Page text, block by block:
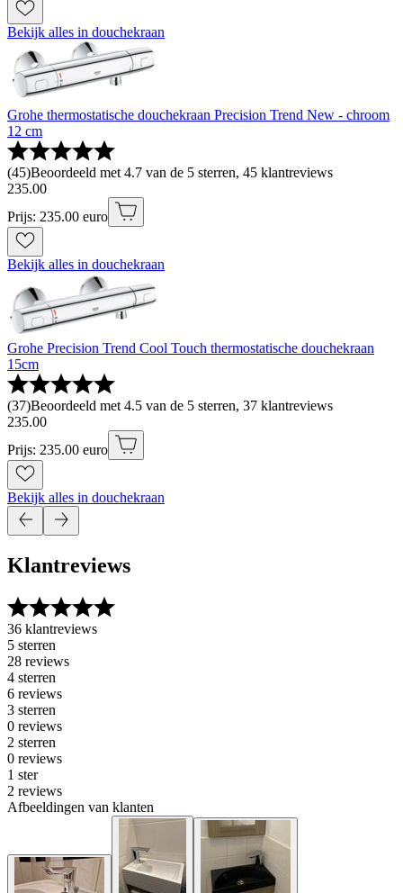
Bekijk alles in douchekraan
Grohe thermostatische douchekraan Precision Trend New - chroom
12 cm
(45)Beoordeeld met 4.7 van de 5 sterren, 45 klantreviews
235.00
Prijs: 235.00 euro
Bekijk alles in douchekraan
Grohe Precision Trend Cool Touch thermostatische douchekraan
15cm
(37)Beoordeeld met 4.5 van de 5 sterren, 37 klantreviews
235.00
Prijs: 235.00 euro
Bekijk alles in douchekraan
Klantreviews
36 klantreviews
5 sterren
28 reviews
4 sterren
6 reviews
3 sterren
0 reviews
2 sterren
0 reviews
1 ster
2 reviews
Afbeeldingen van klanten